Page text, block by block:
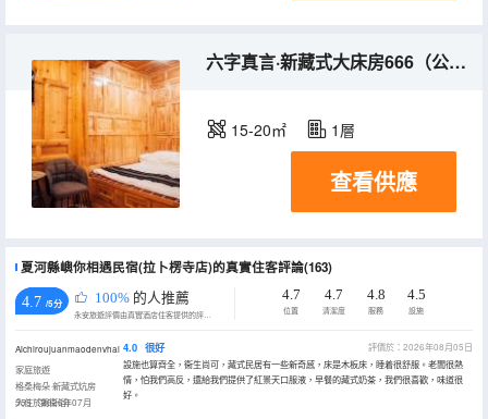
六字真言·新藏式大床房666（公共衞浴）
15-20㎡ 1層
查看供應
夏河縣嶼你相遇民宿(拉卜楞寺店)的真實住客評論(163)
4.7 /5分 100% 的人推薦
永安旅遊評價由真實酒店住客提供的評價。
4.7
位置
4.7
清潔度
4.8
服務
4.5
設施
Aichiroujuanmaodenvhai
家庭旅遊
格桑梅朵·新藏式炕房
555（獨衞浴）
入住於2026年07月
4.0 很好
評價於：2026年08月05日
設施也算齊全，衞生尚可，藏式民居有一些新奇感，床是木板床，睡着很舒服。老闆很熱
情，怕我們高反，還給我們提供了紅景天口服液，早餐的藏式奶茶，我們很喜歡，味道很
好。